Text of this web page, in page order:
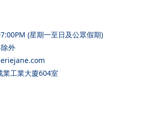
(星期一至日及公眾假期)
外
業工業大廈604室